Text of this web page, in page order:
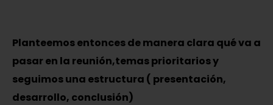
Planteemos entonces de manera clara qué va a
pasar en la reunión,temas prioritarios y
seguimos una estructura ( presentación,
desarrollo, conclusión)